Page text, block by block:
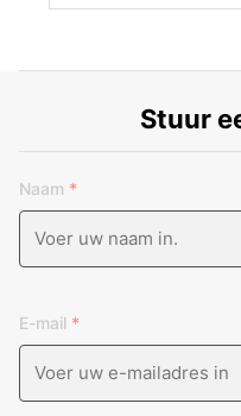
Stuur
Naam *
E-mail *